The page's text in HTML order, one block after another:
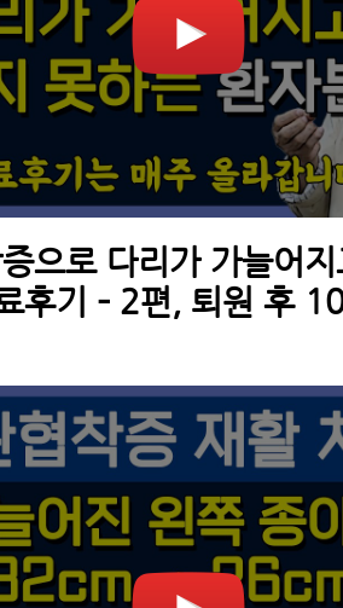
으로 다리가 가늘어
후기 – 2편, 퇴원 후